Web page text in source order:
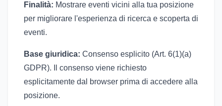
Finalità: Mostrare eventi vicini alla tua posizione
per migliorare l'esperienza di ricerca e scoperta di
eventi.
Base giuridica: Consenso esplicito (Art. 6(1)(a)
GDPR). Il consenso viene richiesto
esplicitamente dal browser prima di accedere alla
posizione.